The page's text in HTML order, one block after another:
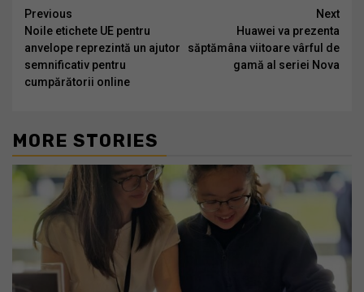
Continue
Reading
Previous
Noile etichete UE pentru
anvelope reprezintă un ajutor
semnificativ pentru
cumpărătorii online
Next
Huawei va prezenta
săptămâna viitoare vârful de
gamă al seriei Nova
MORE STORIES